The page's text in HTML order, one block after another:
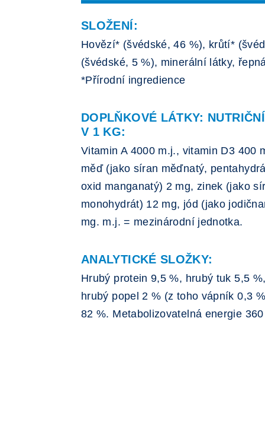
SLOŽENÍ:
Hovězí* (švédské, 46 %), krůtí*
(švédské, 5 %), minerální látky,
*Přírodní ingredience
DOPLŇKOVÉ LÁTKY:
V 1 KG:
Vitamin A 4000 m.j., vitamin D3 400
měď (jako síran měďnatý,
oxid manganatý) 2 mg, zinek (jako
monohydrát) 12 mg, jód (jako
mg. m.j. = mezinárodní jednotka.
ANALYTICKÉ SLOŽKY:
Hrubý protein 9,5 %, hrubý tuk 5,5
hrubý popel 2 % (z toho vápník 0,3
82 %. Metabolizovatelná energie